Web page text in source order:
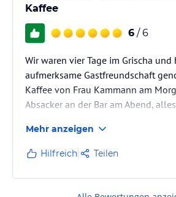
Kaffee
6 / 6
Wir waren vier Tage im Grischa und
aufmerksame Gastfreundschaft
Kaffee von Frau Kammann am
Absacker an der Bar am Abend,
haben uns ja wohl gefühlt und
Mehr anzeigen
Hilfreich Teilen